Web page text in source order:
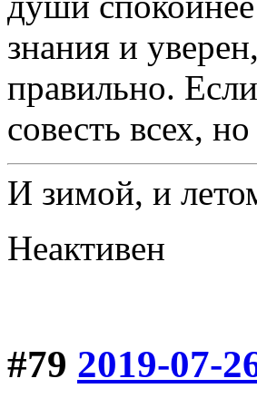
знания и
правильно.
совесть всех,
И зимой, и
Неактивен
#79 2019-07-